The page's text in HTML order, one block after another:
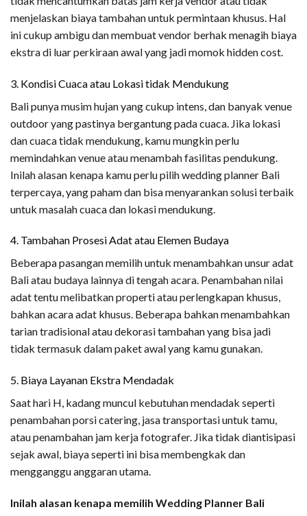
menjelaskan biaya tambahan untuk permintaan khusus. Hal
ini cukup ambigu dan membuat vendor berhak menagih biaya
ekstra di luar perkiraan awal yang jadi momok hidden cost.
3. Kondisi Cuaca atau Lokasi tidak Mendukung
Bali punya musim hujan yang cukup intens, dan banyak venue
outdoor yang pastinya bergantung pada cuaca. Jika lokasi
dan cuaca tidak mendukung, kamu mungkin perlu
memindahkan venue atau menambah fasilitas pendukung.
Inilah alasan kenapa kamu perlu pilih wedding planner Bali
terpercaya, yang paham dan bisa menyarankan solusi terbaik
untuk masalah cuaca dan lokasi mendukung.
4. Tambahan Prosesi Adat atau Elemen Budaya
Beberapa pasangan memilih untuk menambahkan unsur adat
Bali atau budaya lainnya di tengah acara. Penambahan nilai
adat tentu melibatkan properti atau perlengkapan khusus,
bahkan acara adat khusus. Beberapa bahkan menambahkan
tarian tradisional atau dekorasi tambahan yang bisa jadi
tidak termasuk dalam paket awal yang kamu gunakan.
5. Biaya Layanan Ekstra Mendadak
Saat hari H, kadang muncul kebutuhan mendadak seperti
penambahan porsi catering, jasa transportasi untuk tamu,
atau penambahan jam kerja fotografer. Jika tidak diantisipasi
sejak awal, biaya seperti ini bisa membengkak dan
mengganggu anggaran utama.
Inilah alasan kenapa memilih Wedding Planner Bali